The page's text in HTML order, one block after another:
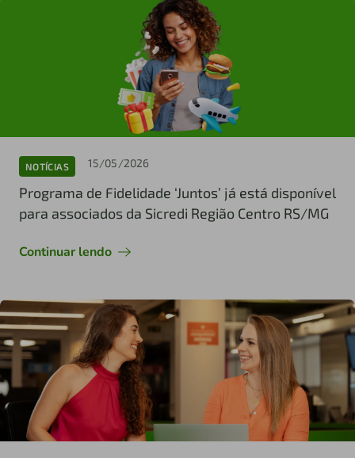
NOTÍCIAS 15/05/2026
Programa de Fidelidade ‘Juntos’ já está disponível
para associados da Sicredi Região Centro RS/MG
Continuar lendo